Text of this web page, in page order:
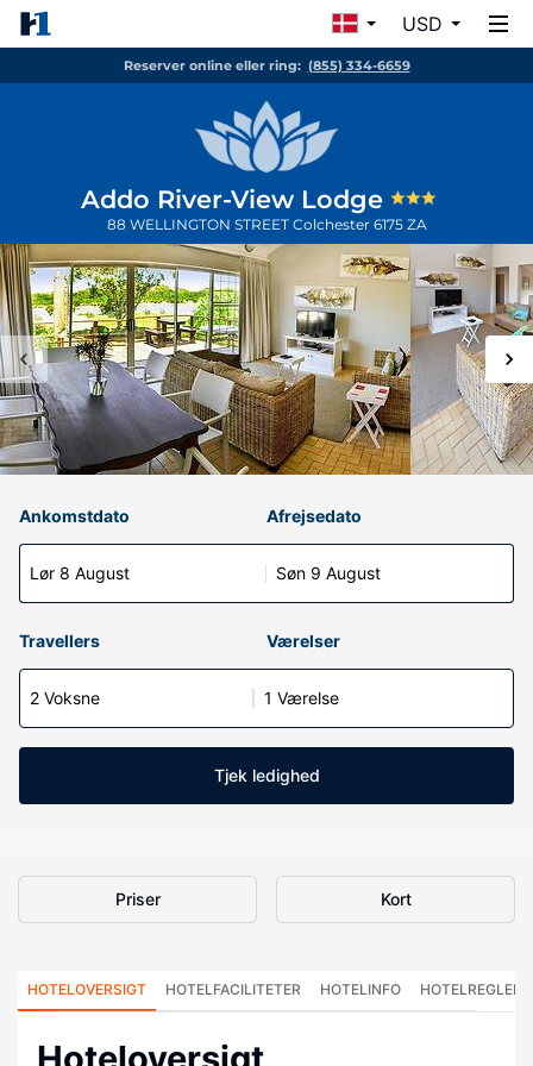
USD
Reserver online eller ring: (855) 334-6659
Addo River-View Lodge
88 WELLINGTON STREET Colchester 6175 ZA
Ankomstdato
Lør 8 August
Afrejsedato
Søn 9 August
Travellers Værelser
2 Voksne 1 Værelse
Tjek ledighed
Priser Kort
HOTELOVERSIGT HOTELFACILITETER HOTELINFO HOTELREGLER